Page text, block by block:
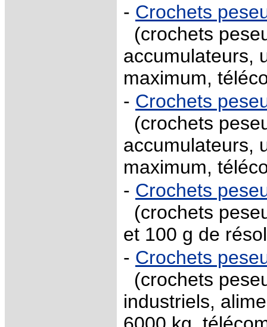
- Crochets
(crochets
accumulateurs,
maximum,
- Crochets
(crochets
accumulateurs,
maximum,
- Crochets
(crochets
et 100 g de
- Crochets
(crochets
industriels,